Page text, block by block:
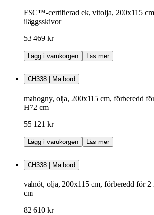
FSC™-certifierad ek, vitolja, 200x115
iläggsskivor
53 469 kr
Lägg i varukorgen Läs mer
CH338 | Matbord
mahogny, olja, 200x115 cm, förberedd
H72 cm
55 121 kr
Lägg i varukorgen Läs mer
CH338 | Matbord
valnöt, olja, 200x115 cm, förberedd för 2
cm
82 610 kr